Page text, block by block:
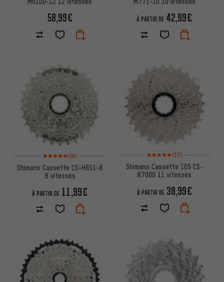
58,99€ À PARTIR DE 42,99€
Note moyenne : 5 sur 5 d'après 20 avis
(20)
Shimano Cassette CS-HG51-8
8 vitesses
À PARTIR DE 11,99€
Note moyenne : 5 sur 5 d'après
(17)
Shimano Cassette 105 CS-
R7000 11 vitesses
À PARTIR DE 30,99€